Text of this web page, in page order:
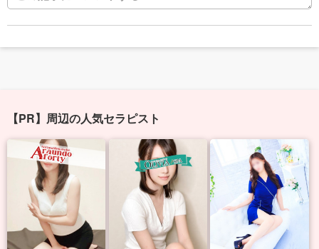
【PR】周辺の人気セラピスト